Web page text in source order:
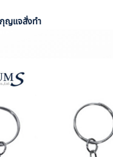
ญแจสั่งทำ